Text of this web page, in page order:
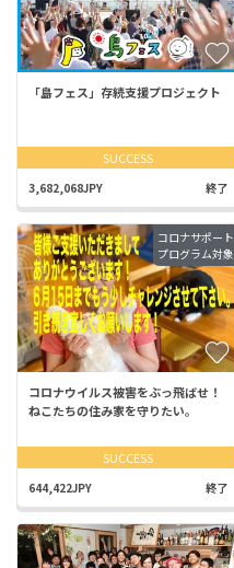
「島フェス」存続支援プロジェクト
SUCCESS
3,682,068JPY 終了
コロナサポート
プログラム対象
コロナウイルス被害をぶっ飛ばせ！
ねこたちの住み家を守りたい。
SUCCESS
644,422JPY 終了